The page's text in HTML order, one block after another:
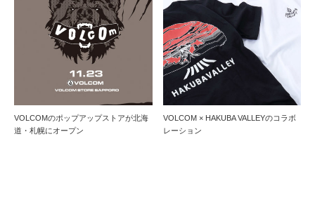
VOLCOMのポップアップストアが北海
道・札幌にオープン
VOLCOM × HAKUBA VALLEYのコラボ
レーション